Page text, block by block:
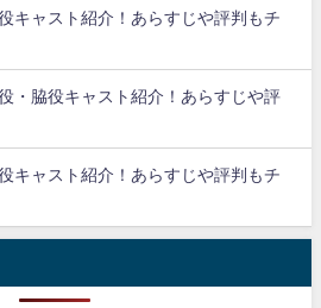
キャスト紹介！あらすじや評判もチ
・脇役キャスト紹介！あらすじや評
キャスト紹介！あらすじや評判もチ